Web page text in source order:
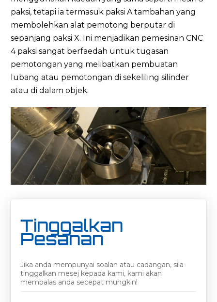
paksi, tetapi ia termasuk paksi A tambahan yang
membolehkan alat pemotong berputar di
sepanjang paksi X. Ini menjadikan pemesinan CNC
4 paksi sangat berfaedah untuk tugasan
pemotongan yang melibatkan pembuatan
lubang atau pemotongan di sekeliling silinder
atau di dalam objek.
Tinggalkan
Pesanan
Jika anda mempunyai soalan atau cadangan, sila
tinggalkan mesej kepada kami, kami akan
membalas anda secepat mungkin!